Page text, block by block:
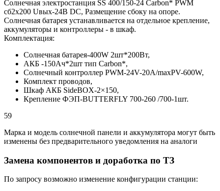
Солнечная электростанция SS 400/150-24 Carbon* PWM
сб2x200 Uвых-24В DC, Размещение сбоку на опоре.
Солнечная батарея устанавливается на отдельное крепление,
аккумуляторы и контроллеры - в шкаф.
Комплектация:
Солнечная батарея-400W 2шт*200Вт,
АКБ -150Aч*2шт тип Carbon*,
Солнечный контроллер PWM-24V-20A/maxPV-600W,
Комплект проводов,
Шкаф АКБ SideBOX-2×150,
Крепление ФЭП-BUTTERFLY 700-260 /700-1шт.
59
Марка и модель солнечной панели и аккумулятора могут быть
изменены без предварительного уведомления на аналоги
Замена компонентов и доработка по ТЗ
По запросу возможно изменение конфигурации станции: